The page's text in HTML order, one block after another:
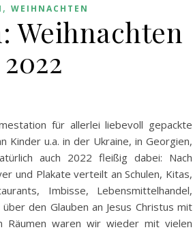
, WEIHNACHTEN
Weihnachten
für allerlei liebevoll gepackte
Kinder u.a. in der Ukraine, in Georgien,
auch 2022 fleißig dabei: Nach
und Plakate verteilt an Schulen, Kitas,
Imbisse, Lebensmittelhandel,
den Glauben an Jesus Christus mit
Räumen waren wir wieder mit vielen